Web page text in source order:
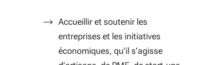
Accueillir et soutenir les
entreprises et les initiatives
économiques, qu’il s’agisse